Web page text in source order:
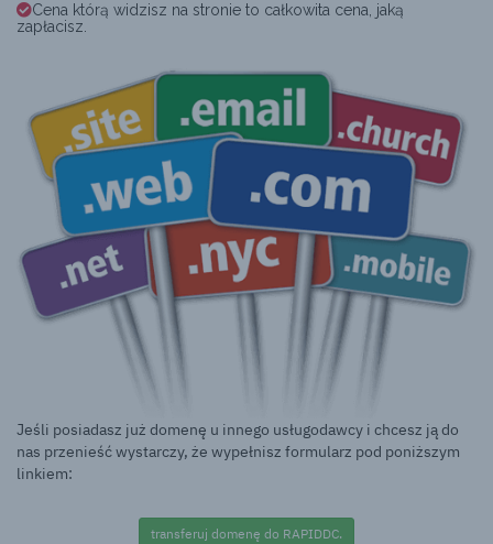
Cena którą widzisz na stronie to całkowita cena, jaką
zapłacisz.
Jeśli posiadasz już domenę u innego usługodawcy i chcesz ją do
nas przenieść wystarczy, że wypełnisz formularz pod poniższym
linkiem:
transferuj domenę do RAPIDDC.